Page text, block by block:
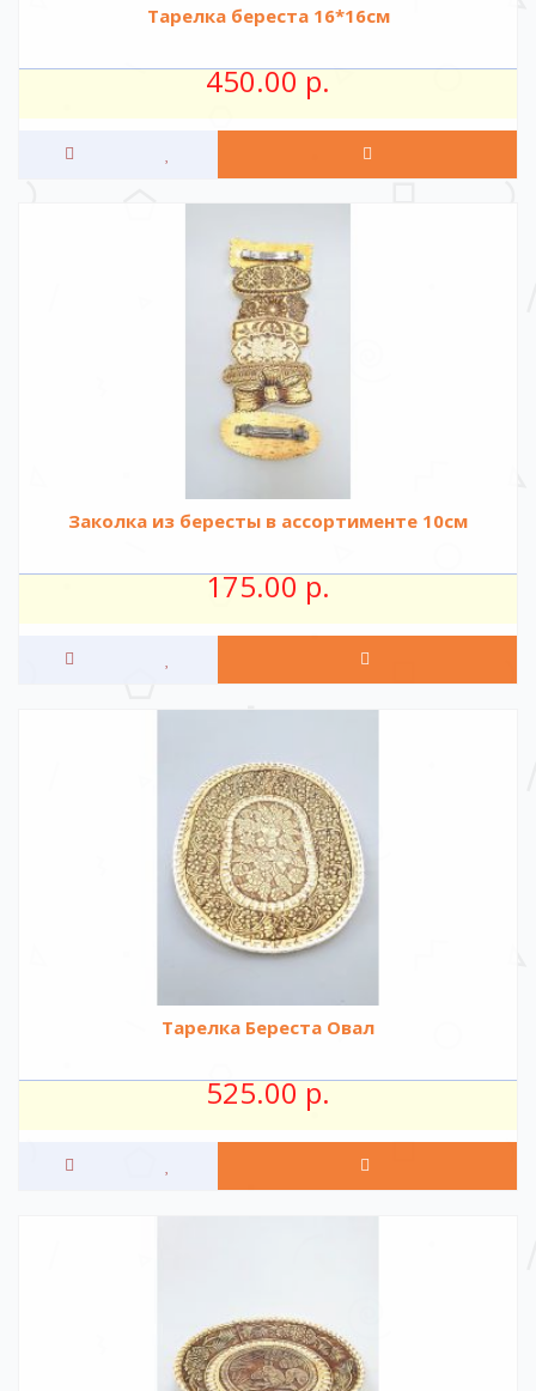
Тарелка береста 16*16см
450.00 р.
Заколка из бересты в ассортименте 10см
175.00 р.
Тарелка Береста Овал
525.00 р.